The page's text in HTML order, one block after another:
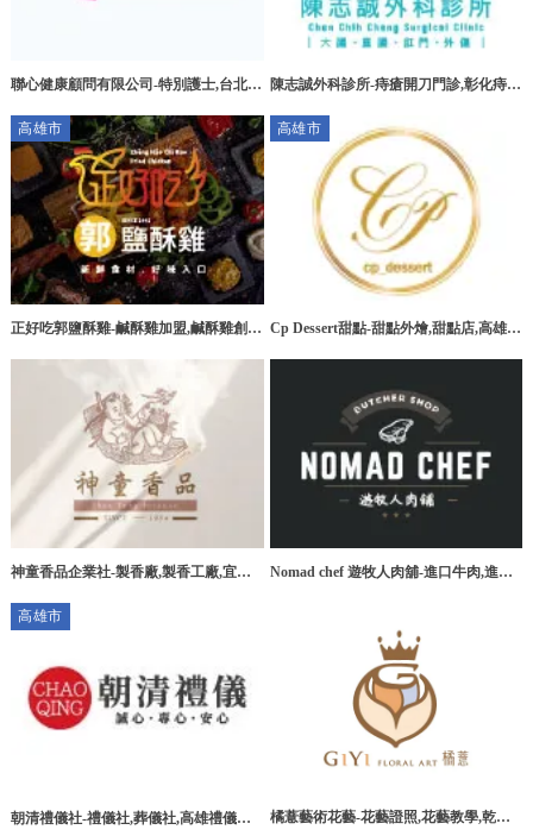
聯心健康顧問有限公司-特別護士,台北特
陳志誠外科診所-痔瘡開刀門診,彰化痔瘡
高雄市
正好吃郭鹽酥雞-鹹酥雞加盟,鹹酥雞創
高雄市
Cp Dessert甜點-甜點外燴,甜點店,高雄甜
神童香品企業社-製香廠,製香工廠,宜蘭
Nomad chef 遊牧人肉舖-進口牛肉,進口
高雄市
朝清禮儀社-禮儀社,葬儀社,高雄禮儀社,
橘薏藝術花藝-花藝證照,花藝教學,乾燥